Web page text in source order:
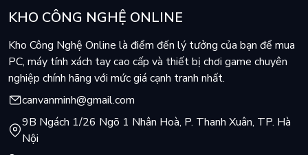
Buộc/giữ cụm dây
Chiều dài lớn giúp VT02 dễ dàng quấn gọn nhiều dây cùng
KHO CÔNG NGHỆ ONLINE
Kho Công Nghệ Online là điểm đến lý tưởng của bạn để mua
PC, máy tính xách tay cao cấp và thiết bị chơi game chuyên
nghiệp chính hãng với mức giá cạnh tranh nhất.
canvanminh@gmail.com
9B Ngách 1/26 Ngõ 1 Nhân Hoà, P. Thanh Xuân, TP. Hà
Nội